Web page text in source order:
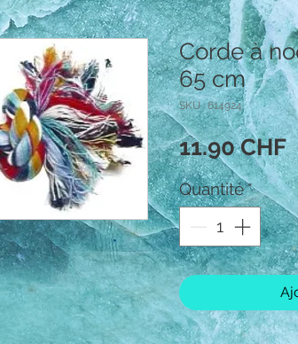
Corde à
65 cm
SKU : 614924
11.90 CHF
Quantité*